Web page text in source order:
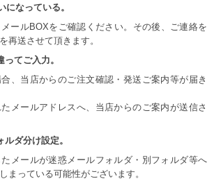
なっている。
ールBOXをご確認ください。その後、ご連絡を
再送させて頂きます。
てご入力。
、当店からのご注文確認・発送ご案内等が届き
メールアドレスへ、当店からのご案内が送信さ
ダ分け設定。
メールが迷惑メールフォルダ・別フォルダ等へ
まっている可能性がございます。